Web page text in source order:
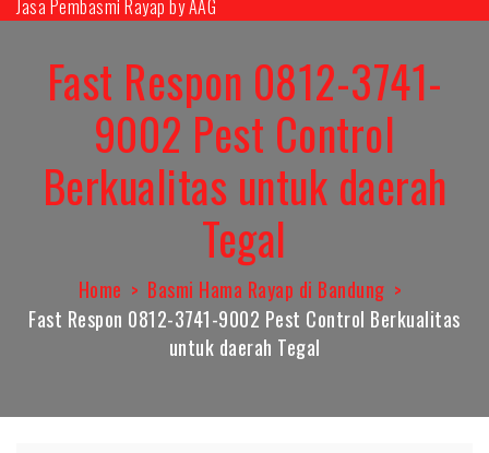
Skip
content
Jasa Pembasmi Rayap by AAG
Fast Respon 0812-3741-
9002 Pest Control
Berkualitas untuk daerah
Tegal
Home
Basmi Hama Rayap di Bandung
Fast Respon 0812-3741-9002 Pest Control Berkualitas
untuk daerah Tegal